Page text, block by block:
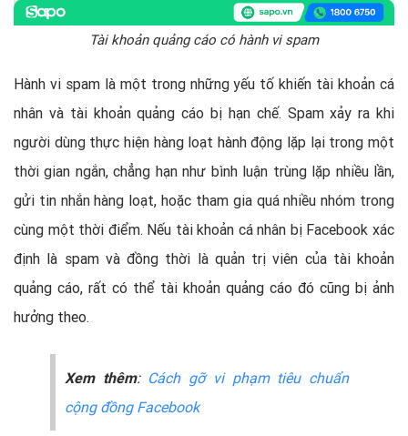
Tài khoản quảng cáo có hành vi spam
Hành vi spam là một trong những yếu tố khiến tài khoản cá
nhân và tài khoản quảng cáo bị hạn chế. Spam xảy ra khi
người dùng thực hiện hàng loạt hành động lặp lại trong một
thời gian ngắn, chẳng hạn như bình luận trùng lặp nhiều lần,
gửi tin nhắn hàng loạt, hoặc tham gia quá nhiều nhóm trong
cùng một thời điểm. Nếu tài khoản cá nhân bị Facebook xác
định là spam và đồng thời là quản trị viên của tài khoản
quảng cáo, rất có thể tài khoản quảng cáo đó cũng bị ảnh
hưởng theo.
Xem thêm: Cách gỡ vi phạm tiêu chuẩn
cộng đồng Facebook